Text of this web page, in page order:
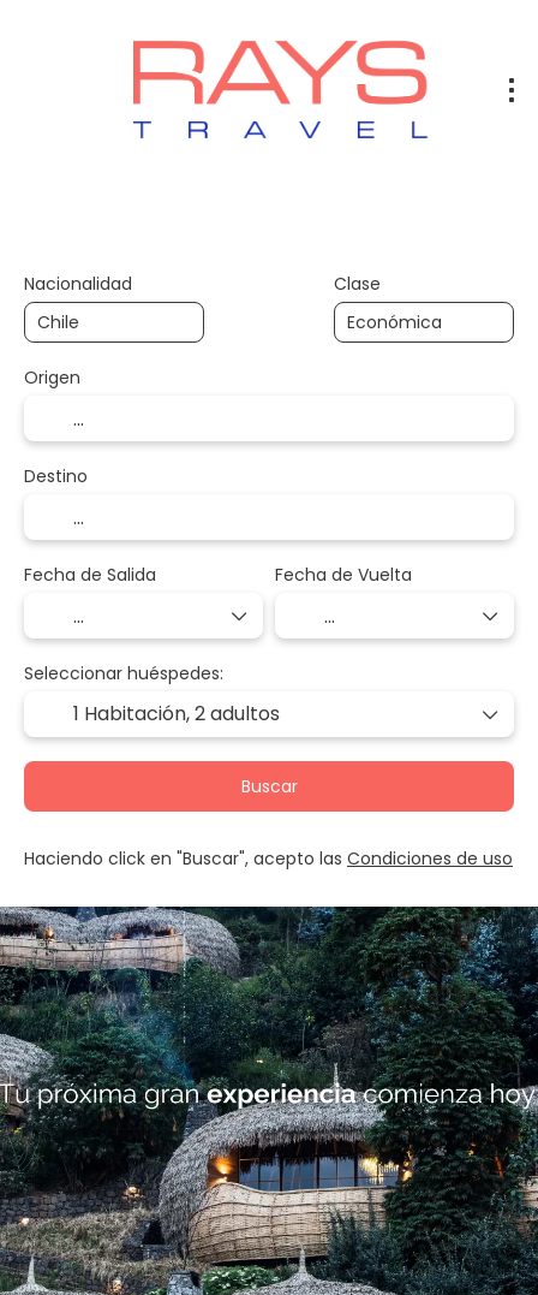
Nacionalidad Clase
Origen
Destino
Fecha de Salida Fecha de Vuelta
Seleccionar huéspedes:
1 Habitación,2 adultos
Buscar
Haciendo click en "Buscar", acepto las Condiciones de uso